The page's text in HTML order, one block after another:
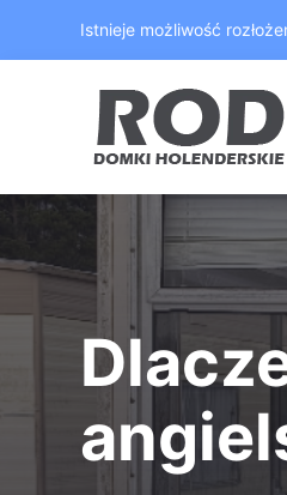
Istnieje możliwość